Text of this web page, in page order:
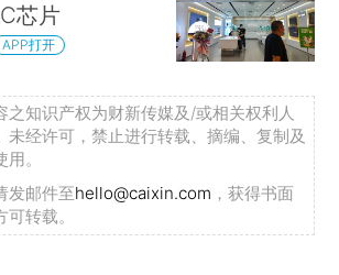
芯片
APP打开
之知识产权为财新传媒及/或相关权利人
未经许可，禁止进行转载、摘编、复制及
。
发邮件至hello@caixin.com ，获得书面
转载。